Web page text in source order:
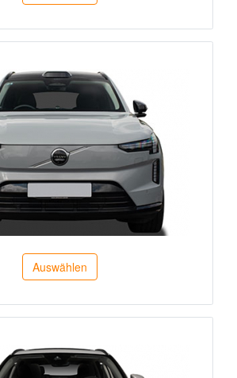
Auswählen